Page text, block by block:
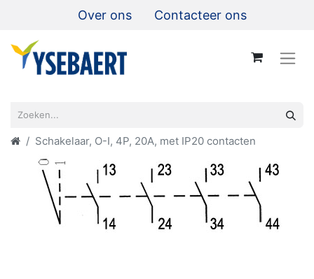
Over ons Contacteer ons
Schakelaar, O-I, 4P, 20A, met IP20 contacten